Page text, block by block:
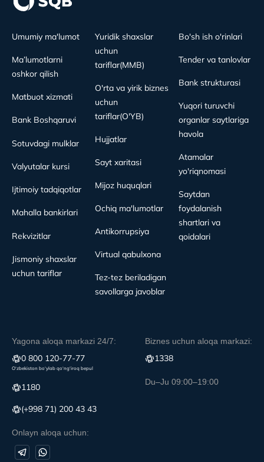
Umumiy ma'lumot
Ma’lumotlarni
oshkor qilish
Matbuot xizmati
Bank Boshqaruvi
Sotuvdagi mulklar
Valyutalar kursi
Ijtimoiy tadqiqotlar
Mahalla bankirlari
Rekvizitlar
Jismoniy shaxslar
uchun tariflar
Yuridik shaxslar
uchun
tariflar(MMB)
O'rta va yirik biznes
uchun
tariflar(O'YB)
Hujjatlar
Sayt xaritasi
Mijoz huquqlari
Ochiq ma'lumotlar
Antikorrupsiya
Virtual qabulxona
Tez-tez beriladigan
savollarga javoblar
Bo'sh ish o'rinlari
Tender va tanlovlar
Bank strukturasi
Yuqori turuvchi
organlar saytlariga
havola
Atamalar
yo'riqnomasi
Saytdan
foydalanish
shartlari va
qoidalari
Yagona aloqa markazi 24/7:
0 800 120-77-77
O‘zbekiston bo‘ylab qo‘ng‘iroq bepul
1180
(+998 71) 200 43 43
Onlayn aloqa uchun:
Biznes uchun aloqa markazi:
1338
Du–Ju 09:00–19:00